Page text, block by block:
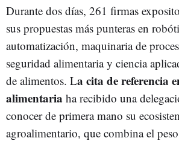
Durante dos días, 261 firmas
sus propuestas más punteras en
automatización, maquinaria de
seguridad alimentaria y ciencia
de alimentos. La cita de referencia
alimentaria ha recibido una
conocer de primera mano su
agroalimentario, que combina el